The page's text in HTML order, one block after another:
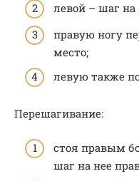
левой – шаг
правую ногу
место;
левую также
Перешагивание:
стоя правым
шаг на нее